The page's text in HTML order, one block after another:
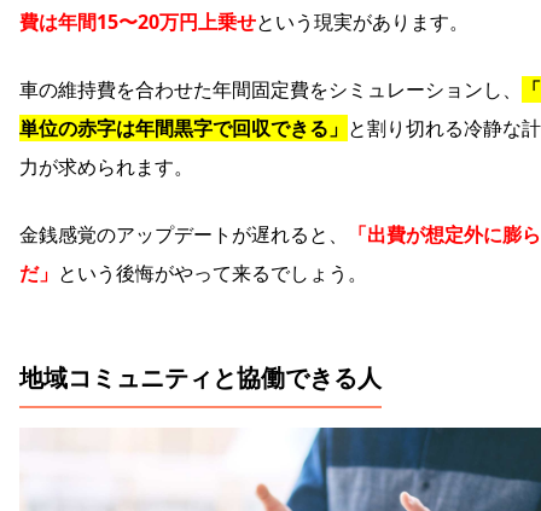
費は年間15〜20万円上乗せという現実があります。
車の維持費を合わせた年間固定費をシミュレーションし、
単位の赤字は年間黒字で回収できる」 と割り切れる冷静な
力が求められます。
金銭感覚のアップデートが遅れると、
「出費が想定外に膨
だ」 という後悔がやって来るでしょう。
地域コミュニティと協働できる人